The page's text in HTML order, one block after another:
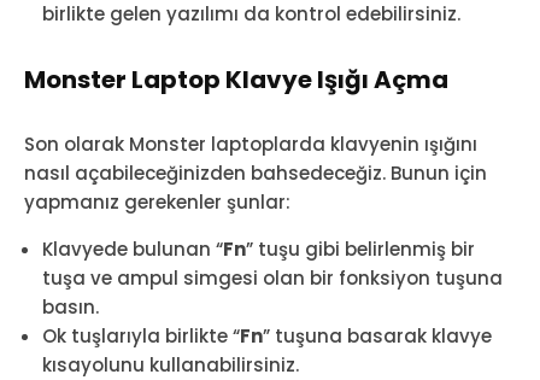
birlikte gelen yazılımı da kontrol edebilirsiniz.
Monster Laptop Klavye Işığı Açma
Son olarak Monster laptoplarda klavyenin ışığını
nasıl açabileceğinizden bahsedeceğiz. Bunun için
yapmanız gerekenler şunlar:
Klavyede bulunan “Fn” tuşu gibi belirlenmiş bir
tuşa ve ampul simgesi olan bir fonksiyon tuşuna
basın.
Ok tuşlarıyla birlikte “Fn” tuşuna basarak klavye
kısayolunu kullanabilirsiniz.